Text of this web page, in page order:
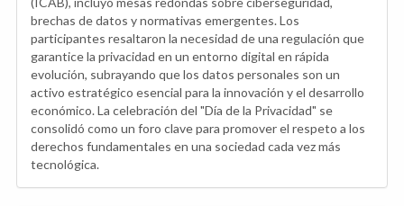
brechas de datos y normativas emergentes. Los
participantes resaltaron la necesidad de una regulación que
garantice la privacidad en un entorno digital en rápida
evolución, subrayando que los datos personales son un
activo estratégico esencial para la innovación y el desarrollo
económico. La celebración del "Día de la Privacidad" se
consolidó como un foro clave para promover el respeto a los
derechos fundamentales en una sociedad cada vez más
tecnológica.